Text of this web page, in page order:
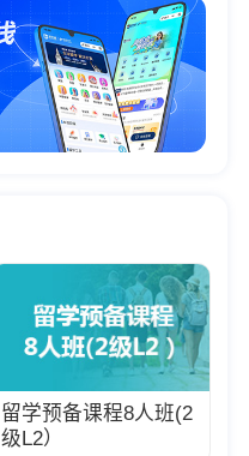
留学预备课程8人班(2
级L2）